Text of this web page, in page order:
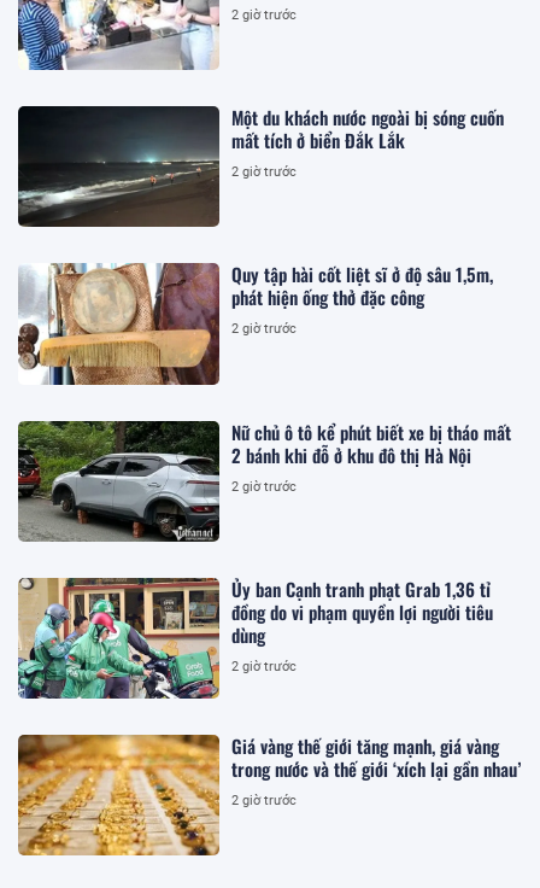
2 giờ trước
Một du khách nước ngoài bị sóng cuốn
mất tích ở biển Đắk Lắk
2 giờ trước
Quy tập hài cốt liệt sĩ ở độ sâu 1,5m,
phát hiện ống thở đặc công
2 giờ trước
Nữ chủ ô tô kể phút biết xe bị tháo mất
2 bánh khi đỗ ở khu đô thị Hà Nội
2 giờ trước
Ủy ban Cạnh tranh phạt Grab 1,36 tỉ
đồng do vi phạm quyền lợi người tiêu
dùng
2 giờ trước
Giá vàng thế giới tăng mạnh, giá vàng
trong nước và thế giới ‘xích lại gần nhau’
2 giờ trước